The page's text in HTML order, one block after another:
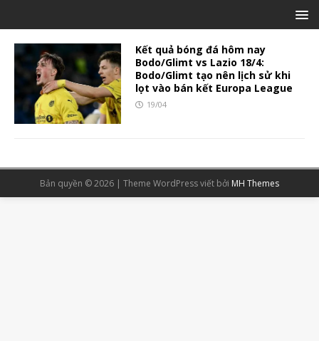
Kết quả bóng đá hôm nay
Bodo/Glimt vs Lazio 18/4:
Bodo/Glimt tạo nên lịch sử khi
lọt vào bán kết Europa League
19/04
Bản quyền © 2026 | Theme WordPress viết bởi MH Themes